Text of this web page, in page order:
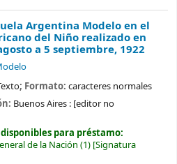
Argentina Modelo en el
del Niño realizado en
a 5 septiembre, 1922
; Formato:caracteres normales
Buenos Aires : [editor no
para préstamo:
de la Nación (1) Signatura